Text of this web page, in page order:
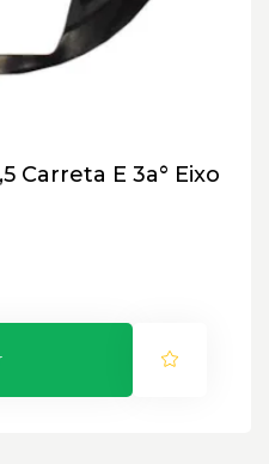
Carreta E 3a° Eixo